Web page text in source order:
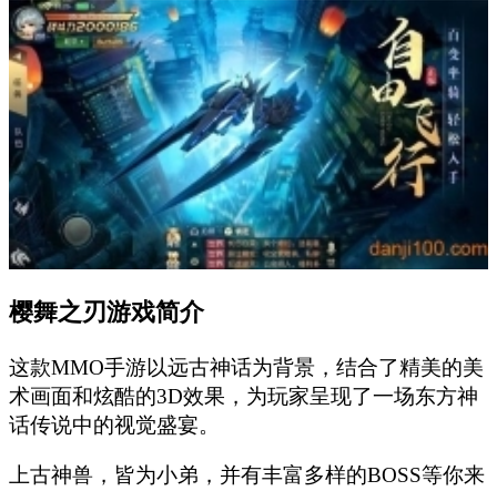
樱舞之刃游戏简介
这款MMO手游以远古神话为背景，结合了精美的美
术画面和炫酷的3D效果，为玩家呈现了一场东方神
话传说中的视觉盛宴。
上古神兽，皆为小弟，并有丰富多样的BOSS等你来